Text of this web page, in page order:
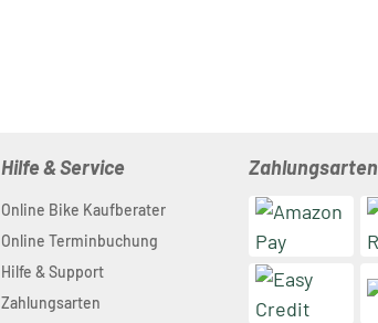
Hilfe & Service
Online Bike Kaufberater
Online Terminbuchung
Hilfe & Support
Zahlungsarten
Zahlungsarten